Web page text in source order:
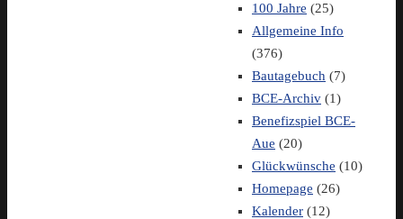
100 Jahre (25)
Allgemeine Info
(376)
Bautagebuch (7)
BCE-Archiv (1)
Benefizspiel BCE-
Aue (20)
Glückwünsche (10)
Homepage (26)
Kalender (12)